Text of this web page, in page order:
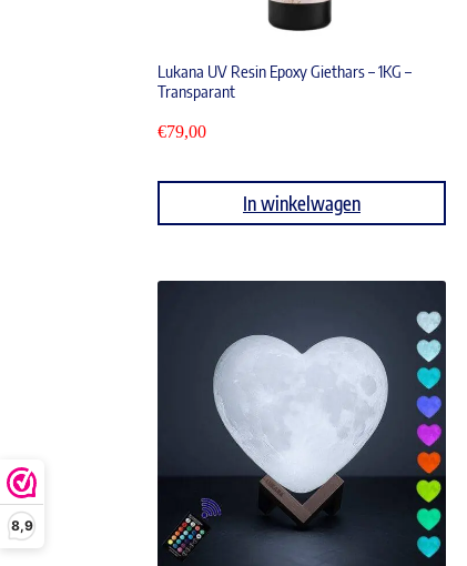
8,9
Lukana UV Resin Epoxy Giethars – 1KG –
Transparant
€79,00
In winkelwagen